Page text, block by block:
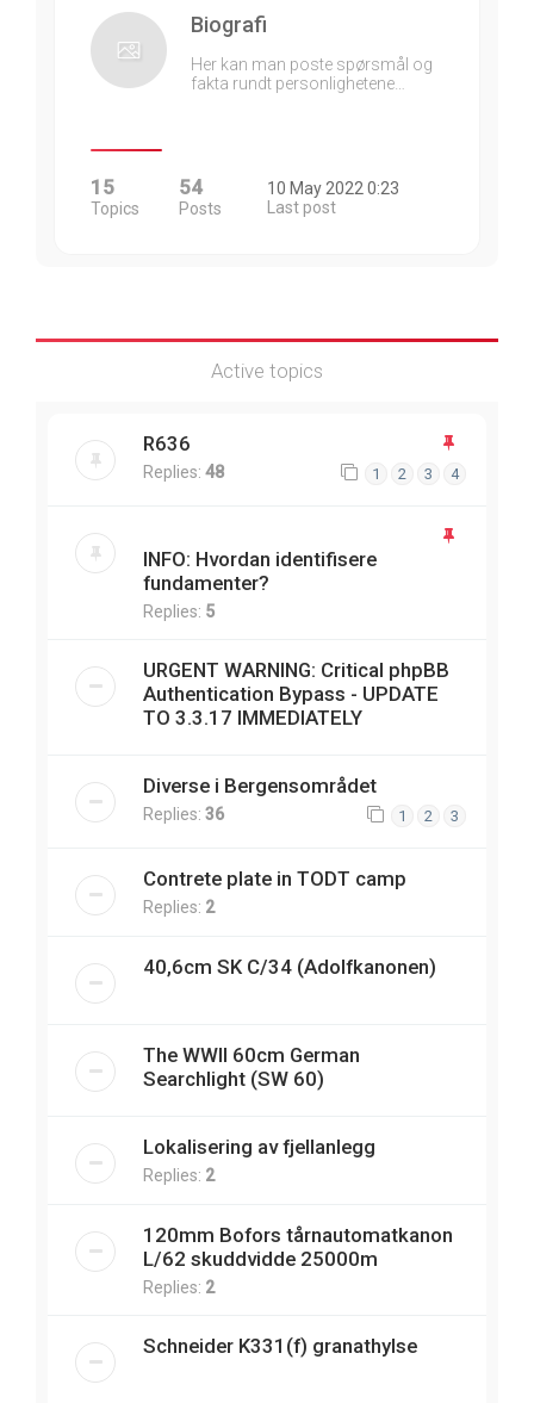
Biografi
Her kan man poste spørsmål og
fakta rundt personlighetene…
15
Topics
54
Posts
10 May 2022 0:23
Last post
Active topics
R636
Replies: 48 1 2 3 4
INFO: Hvordan identifisere
fundamenter?
Replies: 5
URGENT WARNING: Critical phpBB
Authentication Bypass - UPDATE
TO 3.3.17 IMMEDIATELY
Diverse i Bergensområdet
Replies: 36 1 2 3
Contrete plate in TODT camp
Replies: 2
40,6cm SK C/34 (Adolfkanonen)
The WWII 60cm German
Searchlight (SW 60)
Lokalisering av fjellanlegg
Replies: 2
120mm Bofors tårnautomatkanon
L/62 skuddvidde 25000m
Replies: 2
Schneider K331(f) granathylse